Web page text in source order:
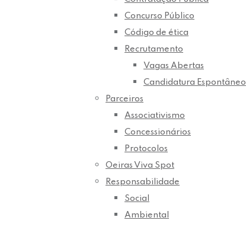
Concurso Público
Código de ética
Recrutamento
Vagas Abertas
Candidatura Espontâneo
Parceiros
Associativismo
Concessionários
Protocolos
Oeiras Viva Spot
Responsabilidade
Social
Ambiental